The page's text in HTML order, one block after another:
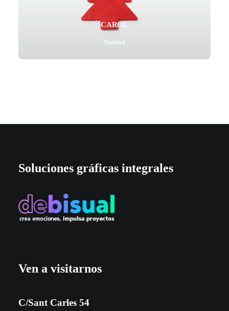
CAROL
Navidad
Soluciones gráficas integrales
Ven a visitarnos
C/Sant Carles 54